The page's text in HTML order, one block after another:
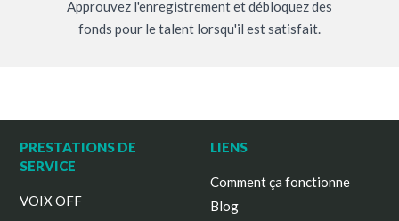
Approuvez l'enregistrement et débloquez des
fonds pour le talent lorsqu'il est satisfait.
PRESTATIONS DE
SERVICE
VOIX OFF
LIENS
Comment ça fonctionne
Blog